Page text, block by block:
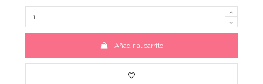
Añadir al carrito